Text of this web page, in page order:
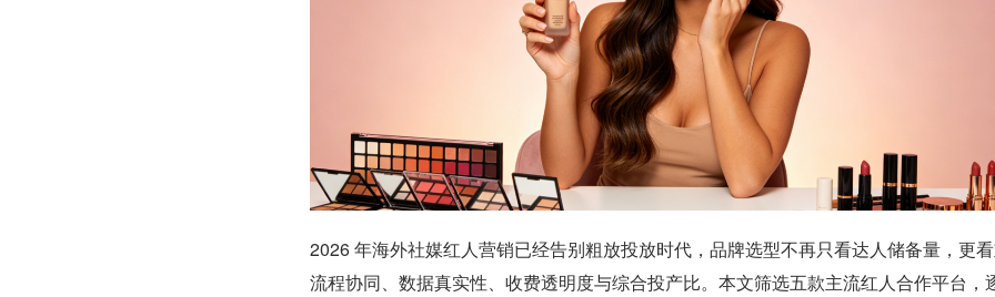
2026 年海外社媒红人营销已经告别粗放投放时代，品牌选型不再只看达人储备量，更
流程协同、数据真实性、收费透明度与综合投产比。本文筛选五款主流红人合作平台，